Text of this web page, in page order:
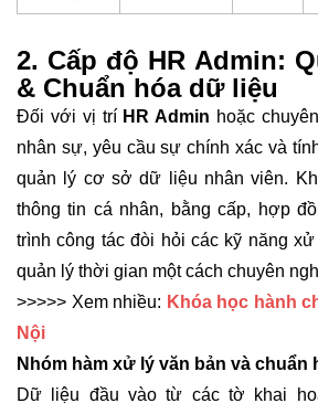
2. Cấp độ HR Admin:
& Chuẩn hóa dữ liệu
Đối với vị tríHR Admin hoặc
nhân sự, yêu cầu sự chính xác và
quản lý cơ sở dữ liệu nhân viên.
thông tin cá nhân, bằng cấp, hợp
trình công tác đòi hỏi các kỹ năng
quản lý thời gian một cách chuyên
>>>>> Xem nhiều: Khóa học hành
Nội
Nhóm hàm xử lý văn bản và chuẩn
Dữ liệu đầu vào từ các tờ khai